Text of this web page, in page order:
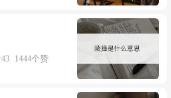
behind a curtain, necking with
1444个赞